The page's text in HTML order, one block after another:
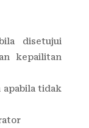
disetujui
kepailitan
apabila tidak